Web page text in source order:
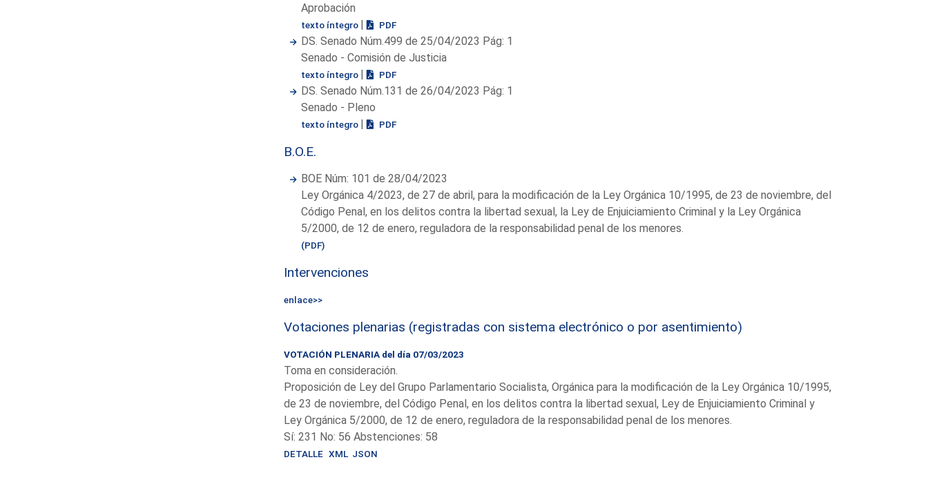
Aprobación
texto íntegro | PDF
DS. Senado Núm.499 de 25/04/2023 Pág: 1
Senado - Comisión de Justicia
texto íntegro | PDF
DS. Senado Núm.131 de 26/04/2023 Pág: 1
Senado - Pleno
texto íntegro | PDF
B.O.E.
BOE Núm: 101 de 28/04/2023
Ley Orgánica 4/2023, de 27 de abril, para la modificación de la Ley Orgánica 10/1995, de 23 de noviembre, del
Código Penal, en los delitos contra la libertad sexual, la Ley de Enjuiciamiento Criminal y la Ley Orgánica
5/2000, de 12 de enero, reguladora de la responsabilidad penal de los menores.
(PDF)
Intervenciones
enlace>>
Votaciones plenarias (registradas con sistema electrónico o por asentimiento)
VOTACIÓN PLENARIA del día 07/03/2023
Toma en consideración.
Proposición de Ley del Grupo Parlamentario Socialista, Orgánica para la modificación de la Ley Orgánica 10/1995,
de 23 de noviembre, del Código Penal, en los delitos contra la libertad sexual, Ley de Enjuiciamiento Criminal y
Ley Orgánica 5/2000, de 12 de enero, reguladora de la responsabilidad penal de los menores.
Sí: 231 No: 56 Abstenciones: 58
DETALLE XML JSON